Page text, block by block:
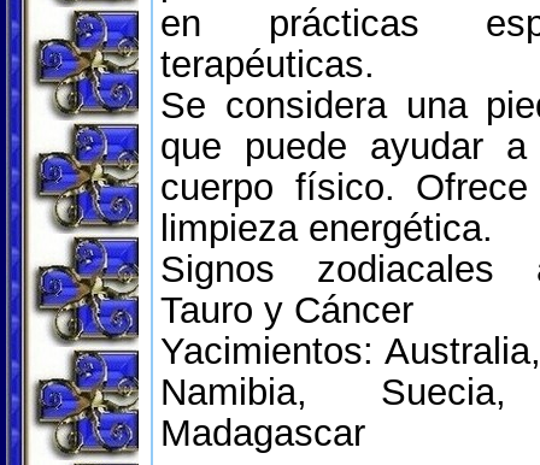
en prácticas
terapéuticas.
Se considera una
que puede ayudar
cuerpo físico.
limpieza energética.
Signos zodiacales
Tauro y Cáncer
Yacimientos:
Namibia, Suecia,
Madagascar